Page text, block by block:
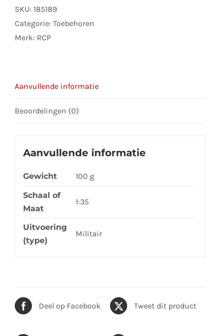
And
Commercial
Signs
SKU: 185189
Categorie: Toebehoren
Merk: RCP
Aanvullende informatie
Beoordelingen (0)
Aanvullende informatie
Gewicht 100 g
Schaal of
Maat
1:35
Uitvoering
(type)
Militair
Deel op Facebook Tweet dit product